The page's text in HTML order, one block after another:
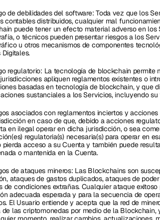
de debilidades del software: Toda vez que los
contables distribuidos, cualquier mal
puede tener un efecto material adverso en los
o técnicos pueden presentar riesgos a los
u otros mecanismos de componentes
regulatorio: La tecnología de blockchain
apliquen reglamentos existentes o
basadas en tecnología de blockchain, y que
sustanciales a los Servicios, incluyendo su
asociados con reglamentos inciertos y
en caso de que, debido a acciones
en ilegal operar en dicha jurisdicción, o sea
regulatoria(s) necesaria(s) para operar en
pierda acceso a su Cuenta y también puede
o mantenida en la Cuenta.
de ataques mineros: Las Blockchains son
ataques de gastos duplicados, ataques de
de condiciones extrañas. Cualquier ataque
adecuada esperada y para la secuencia de
El Usuario entiende y acepta que la red de
de las criptomonedas por medio de la Blockchain,